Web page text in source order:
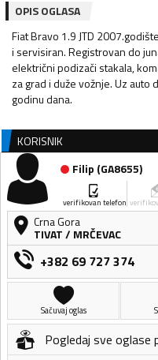
OPIS OGLASA
Fiat Bravo 1.9 JTD
i servisiran. Registrovan do
električni podizači stakala,
za grad i duže vožnje. Uz
godinu dana.
KORISNIK
Filip (GA8655)
verifikovan telefon
Crna Gora
TIVAT/ MRČEVAC
+382 69 727 374
Sačuvaj oglas
Pogledaj sve oglase